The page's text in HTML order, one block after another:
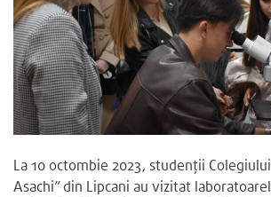
La 10 octombie 2023, studenții
Asachi” din Lipcani au vizitat